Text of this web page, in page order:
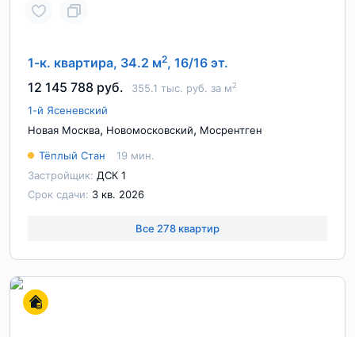
1-к. квартира, 34.2 м2, 16/16 эт.
12 145 788 руб.
355.1 тыс. руб. за м2
1-й Ясеневский
Новая Москва, Новомосковский, Мосрентген
Тёплый Стан
19 мин.
Застройщик: ДСК 1
Срок сдачи: 3 кв. 2026
Все 278 квартир